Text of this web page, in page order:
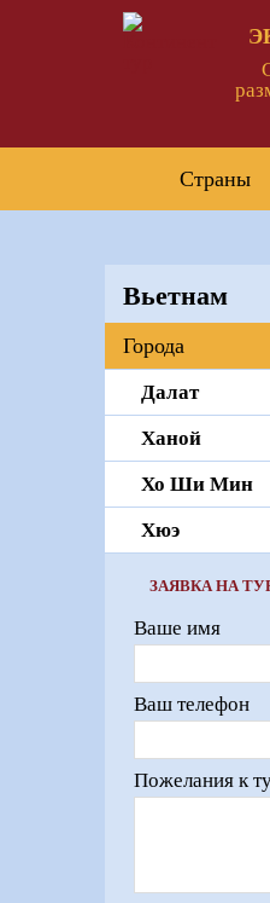
Страны
Вьетнам
Города
Далат
Ханой
Хо Ши Мин
Хюэ
ЗАЯВКА НА
Ваше имя
Ваш телефон
Пожелания к